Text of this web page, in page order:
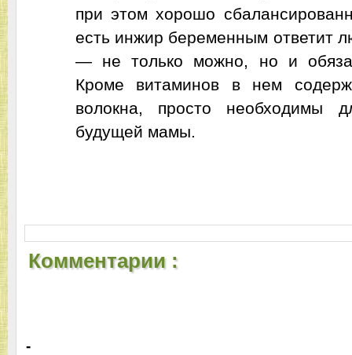
при этом хорошо
есть инжир беременным ответит
— не только можно, но и
Кроме витаминов в нем
волокна, просто необходимы
будущей мамы.
Комментарии :
-